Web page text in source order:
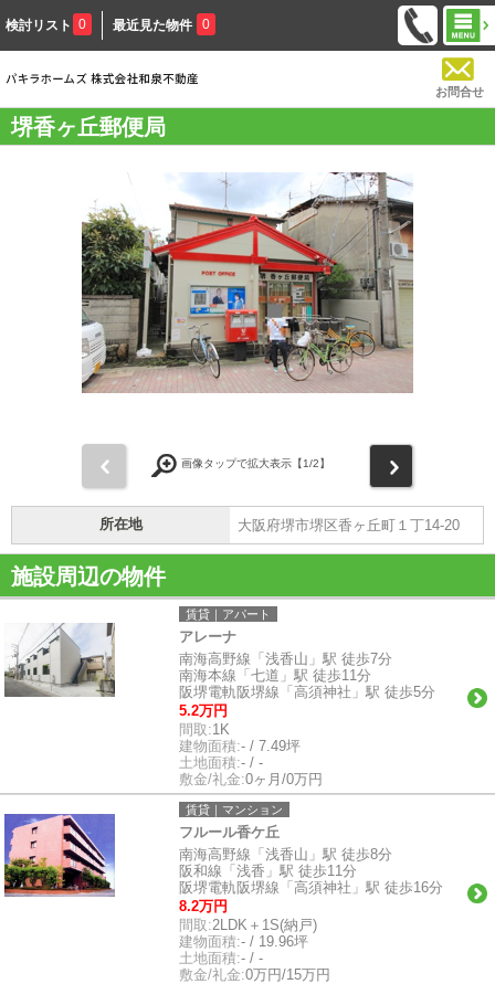
検討リスト 0 最近見た物件 0
お問合せ
堺香ヶ丘郵便局
画像タップで拡大表示【1/2】
所在地 大阪府堺市堺区香ヶ丘町１丁14-20
施設周辺の物件
賃貸｜アパート
アレーナ
南海高野線「浅香山」駅 徒歩7分
南海本線「七道」駅 徒歩11分
阪堺電軌阪堺線「高須神社」駅 徒歩5分
5.2万円
間取:1K
建物面積:- / 7.49坪
土地面積:- / -
敷金/礼金:0ヶ月/0万円
賃貸｜マンション
フルール香ケ丘
南海高野線「浅香山」駅 徒歩8分
阪和線「浅香」駅 徒歩11分
阪堺電軌阪堺線「高須神社」駅 徒歩16分
8.2万円
間取:2LDK＋1S(納戸)
建物面積:- / 19.96坪
土地面積:- / -
敷金/礼金:0万円/15万円